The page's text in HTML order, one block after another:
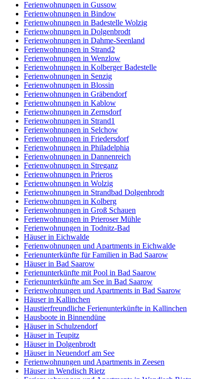
Ferienwohnungen in Gussow
Ferienwohnungen in Bindow
Ferienwohnungen in Badestelle Wolzig
Ferienwohnungen in Dolgenbrodt
Ferienwohnungen in Dahme-Seenland
Ferienwohnungen in Strand2
Ferienwohnungen in Wenzlow
Ferienwohnungen in Kolberger Badestelle
Ferienwohnungen in Senzig
Ferienwohnungen in Blossin
Ferienwohnungen in Gräbendorf
Ferienwohnungen in Kablow
Ferienwohnungen in Zernsdorf
Ferienwohnungen in Strand1
Ferienwohnungen in Selchow
Ferienwohnungen in Friedersdorf
Ferienwohnungen in Philadelphia
Ferienwohnungen in Dannenreich
Ferienwohnungen in Streganz
Ferienwohnungen in Prieros
Ferienwohnungen in Wolzig
Ferienwohnungen in Strandbad Dolgenbrodt
Ferienwohnungen in Kolberg
Ferienwohnungen in Groß Schauen
Ferienwohnungen in Prieroser Mühle
Ferienwohnungen in Todnitz-Bad
Häuser in Eichwalde
Ferienwohnungen und Apartments in Eichwalde
Ferienunterkünfte für Familien in Bad Saarow
Häuser in Bad Saarow
Ferienunterkünfte mit Pool in Bad Saarow
Ferienunterkünfte am See in Bad Saarow
Ferienwohnungen und Apartments in Bad Saarow
Häuser in Kallinchen
Haustierfreundliche Ferienunterkünfte in Kallinchen
Hausboote in Binnendüne
Häuser in Schulzendorf
Häuser in Teupitz
Häuser in Dolgenbrodt
Häuser in Neuendorf am See
Ferienwohnungen und Apartments in Zeesen
Häuser in Wendisch Rietz